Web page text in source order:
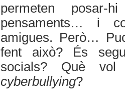
permeten posar-
pensaments… i
amigues. Però…
fent això? És
socials? Què
cyberbullying?